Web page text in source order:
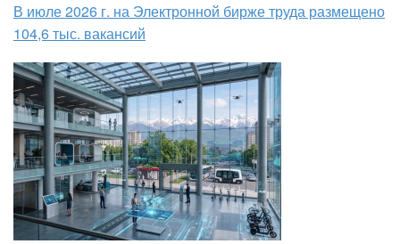
В июле 2026 г. на Электронной бирже труда размещено
104,6 тыс. вакансий